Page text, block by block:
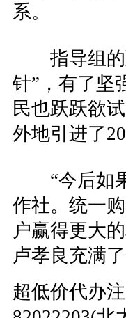
系。
指导组的
针”，有了坚
民也跃跃欲
外地引进了
“今后如果
作社。统一
户赢得更大
卢孝良充满了
超低价代办